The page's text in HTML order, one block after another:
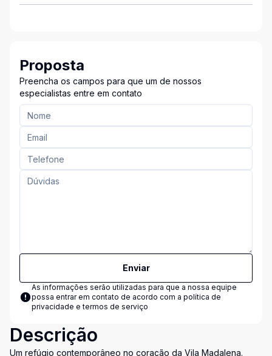
Proposta
Preencha os campos para que um de nossos
especialistas entre em contato
Enviar
As informações serão utilizadas para que a nossa equipe
possa entrar em contato de acordo com a política de
privacidade e termos de serviço
Descrição
Um refúgio contemporâneo no coração da Vila Madalena.